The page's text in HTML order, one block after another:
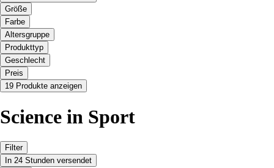
Größe
Farbe
Altersgruppe
Produkttyp
Geschlecht
Preis
19 Produkte anzeigen
Science in Sport
Filter
In 24 Stunden versendet